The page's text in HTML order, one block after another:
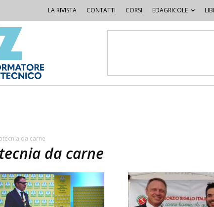
LA RIVISTA CONTATTI CORSI EDAGRICOLE
da carne
da carne